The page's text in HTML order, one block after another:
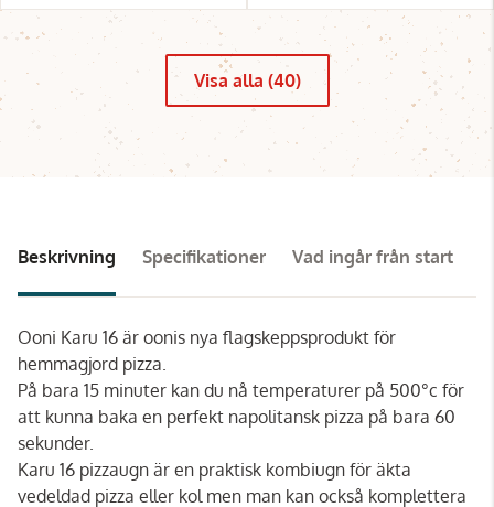
Visa alla (40)
Beskrivning Specifikationer Vad ingår från start
Ooni Karu 16 är oonis nya flagskeppsprodukt för
hemmagjord pizza.
På bara 15 minuter kan du nå temperaturer på 500°c för
att kunna baka en perfekt napolitansk pizza på bara 60
sekunder.
Karu 16 pizzaugn är en praktisk kombiugn för äkta
vedeldad pizza eller kol men man kan också komplettera